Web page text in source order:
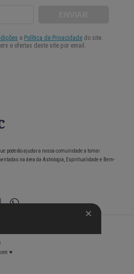
poderão ajudar a nossa comunidade a tomar
na área da Astrologia, Espiritualidade e Bem-
♥